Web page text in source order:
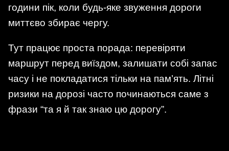
години пік, коли будь-яке звуження дороги
миттєво збирає чергу.
Тут працює проста порада: перевіряти
маршрут перед виїздом, залишати собі запас
часу і не покладатися тільки на пам’ять. Літні
ризики на дорозі часто починаються саме з
фрази “та я й так знаю цю дорогу”.